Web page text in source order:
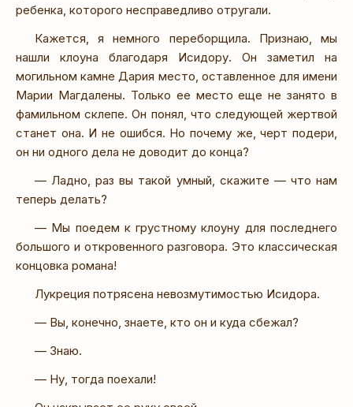
ребенка, которого несправедливо отругали.
Кажется, я немного переборщила. Признаю, мы
нашли клоуна благодаря Исидору. Он заметил на
могильном камне Дария место, оставленное для имени
Марии Магдалены. Только ее место еще не занято в
фамильном склепе. Он понял, что следующей жертвой
станет она. И не ошибся. Но почему же, черт подери,
он ни одного дела не доводит до конца?
— Ладно, раз вы такой умный, скажите — что нам
теперь делать?
— Мы поедем к грустному клоуну для последнего
большого и откровенного разговора. Это классическая
концовка романа!
Лукреция потрясена невозмутимостью Исидора.
— Вы, конечно, знаете, кто он и куда сбежал?
— Знаю.
— Ну, тогда поехали!